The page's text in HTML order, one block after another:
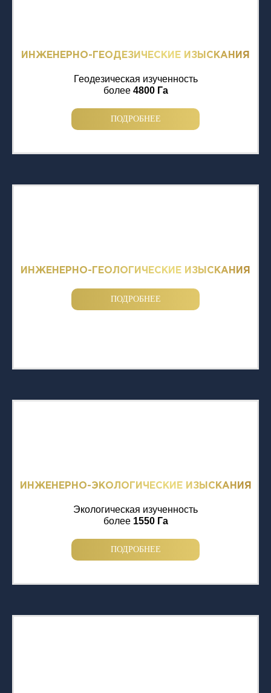
ИНЖЕНЕРНО-ГЕОДЕЗИЧЕСКИЕ ИЗЫСКАНИЯ
Геодезическая изученность
более 4800 Га
ПОДРОБНЕЕ
ИНЖЕНЕРНО-ГЕОЛОГИЧЕСКИЕ ИЗЫСКАНИЯ
ПОДРОБНЕЕ
ИНЖЕНЕРНО-ЭКОЛОГИЧЕСКИЕ ИЗЫСКАНИЯ
Экологическая изученность
более 1550 Га
ПОДРОБНЕЕ